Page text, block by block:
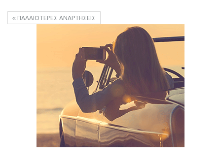
ΠΑΛΑΙΌΤΕΡΕΣ ΑΝΑΡΤΉΣΕΙΣ